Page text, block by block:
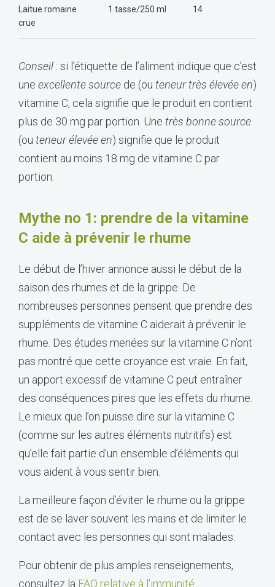
Laitue romaine
crue
1 tasse/250 ml 14
Conseil : si l’étiquette de l’aliment indique que c’est
une excellente source de (ou teneur très élevée en)
vitamine C, cela signifie que le produit en contient
plus de 30 mg par portion. Une très bonne source
(ou teneur élevée en) signifie que le produit
contient au moins 18 mg de vitamine C par
portion.
Mythe no 1: prendre de la vitamine
C aide à prévenir le rhume
Le début de l’hiver annonce aussi le début de la
saison des rhumes et de la grippe. De
nombreuses personnes pensent que prendre des
suppléments de vitamine C aiderait à prévenir le
rhume. Des études menées sur la vitamine C n’ont
pas montré que cette croyance est vraie. En fait,
un apport excessif de vitamine C peut entraîner
des conséquences pires que les effets du rhume.
Le mieux que l’on puisse dire sur la vitamine C
(comme sur les autres éléments nutritifs) est
qu’elle fait partie d’un ensemble d’éléments qui
vous aident à vous sentir bien.
La meilleure façon d’éviter le rhume ou la grippe
est de se laver souvent les mains et de limiter le
contact avec les personnes qui sont malades.
Pour obtenir de plus amples renseignements,
consultez la FAQ relative à l'immunité